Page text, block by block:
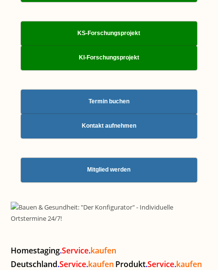
KS-Forschungsprojekt
KI-Forschungsprojekt
Termin buchen
Kontakt aufnehmen
Mitglied werden
Homestaging.Service.kaufen
Deutschland.Service.kaufen Produkt.Service.kaufen